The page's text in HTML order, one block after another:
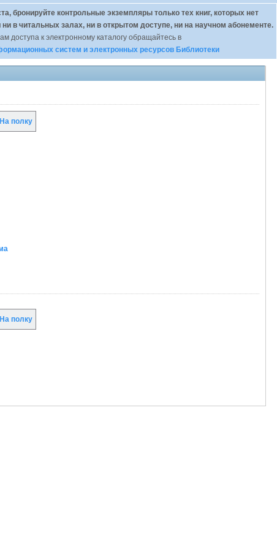
бронируйте контрольные экземпляры только тех книг, которых нет
ни в читальных залах, ни в открытом доступе, ни на научном абонементе.
доступа к электронному каталогу обращайтесь в
систем и электронных ресурсов Библиотеки
На полку
На полку